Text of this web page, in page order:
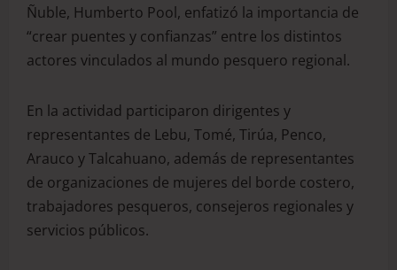
Ñuble, Humberto Pool, enfatizó la importancia de
“crear puentes y confianzas” entre los distintos
actores vinculados al mundo pesquero regional.
En la actividad participaron dirigentes y
representantes de Lebu, Tomé, Tirúa, Penco,
Arauco y Talcahuano, además de representantes
de organizaciones de mujeres del borde costero,
trabajadores pesqueros, consejeros regionales y
servicios públicos.